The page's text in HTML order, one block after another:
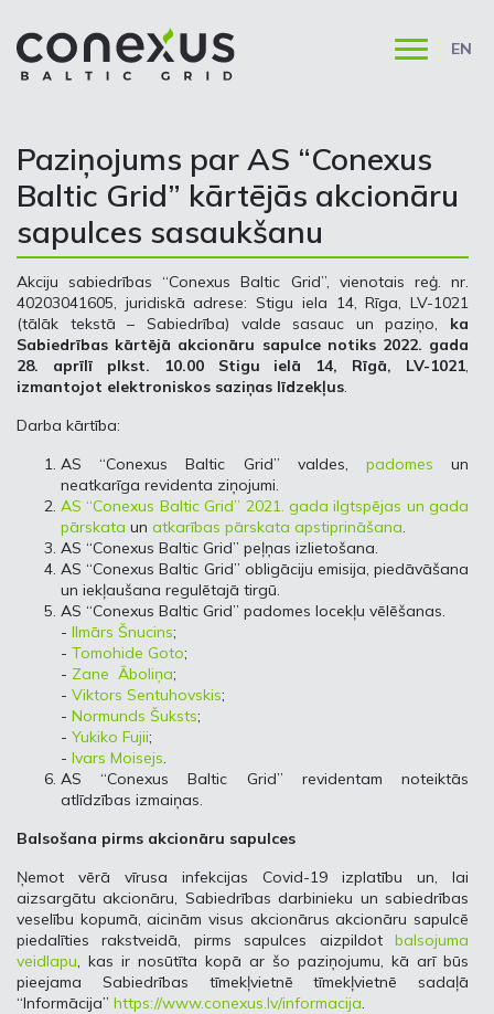
EN
Paziņojums par AS “Conexus
Baltic Grid” kārtējās akcionāru
sapulces sasaukšanu
Akciju sabiedrības “Conexus Baltic Grid”, vienotais reģ. nr.
40203041605, juridiskā adrese: Stigu iela 14, Rīga, LV-1021
(tālāk tekstā – Sabiedrība) valde sasauc un paziņo, ka
Sabiedrības kārtējā akcionāru sapulce notiks 2022. gada
28. aprīlī plkst. 10.00 Stigu ielā 14, Rīgā, LV-1021,
izmantojot elektroniskos saziņas līdzekļus.
Darba kārtība:
AS “Conexus Baltic Grid” valdes, padomesun
neatkarīga revidenta ziņojumi.
AS “Conexus Baltic Grid” 2021. gada ilgtspējas un gada
pārskata un atkarības pārskata apstiprināšana.
AS “Conexus Baltic Grid” peļņas izlietošana.
AS “Conexus Baltic Grid” obligāciju emisija, piedāvāšana
un iekļaušana regulētajā tirgū.
AS “Conexus Baltic Grid” padomes locekļu vēlēšanas.
- Ilmārs Šnucins;
- Tomohide Goto;
- Zane Āboliņa;
- Viktors Sentuhovskis;
- Normunds Šuksts;
- Yukiko Fujii;
- Ivars Moisejs.
AS “Conexus Baltic Grid” revidentam noteiktās
atlīdzības izmaiņas.
Balsošana pirms akcionāru sapulces
Ņemot vērā vīrusa infekcijas Covid-19 izplatību un, lai
aizsargātu akcionāru, Sabiedrības darbinieku un sabiedrības
veselību kopumā, aicinām visus akcionārus akcionāru sapulcē
piedalīties rakstveidā, pirms sapulces aizpildot balsojuma
veidlapu, kas ir nosūtīta kopā ar šo paziņojumu, kā arī būs
pieejama Sabiedrības tīmekļvietnē tīmekļvietnē sadaļā
“Informācija” https://www.conexus.lv/informacija.